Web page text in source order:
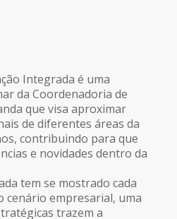
Integrada é uma
da Coordenadoria de
que visa aproximar
de diferentes áreas da
contribuindo para que
e novidades dentro da
tem se mostrado cada
cenário empresarial, uma
trazem a